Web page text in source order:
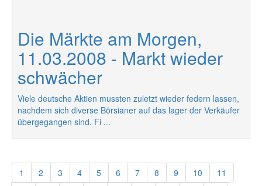
Die Märkte am Morgen,
11.03.2008 - Markt wieder
schwächer
Viele deutsche Aktien mussten zuletzt wieder federn lassen,
nachdem sich diverse Börsianer auf das lager der Verkäufer
übergegangen sind. Fi ...
1 2 3 4 5 6 7 8 9 10
11